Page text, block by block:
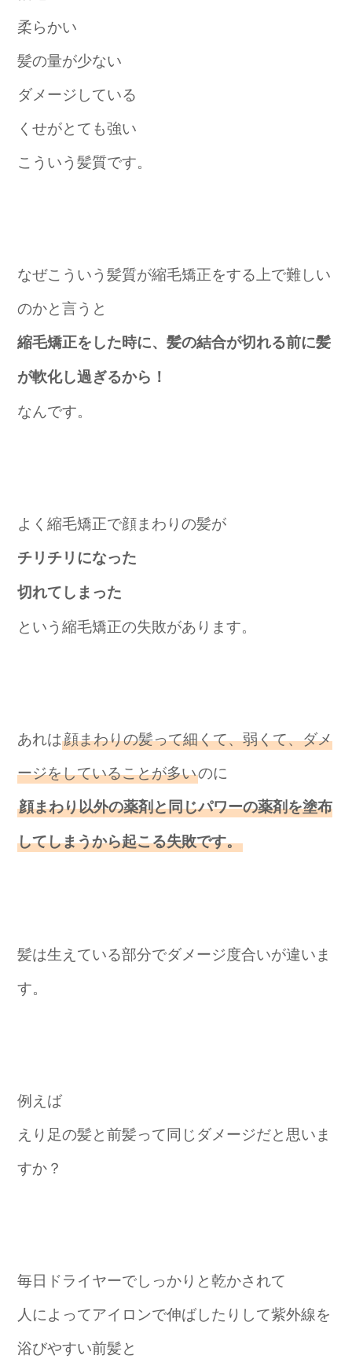
柔らかい
髪の量が少ない
ダメージしている
くせがとても強い
こういう髪質です。
なぜこういう髪質が縮毛矯正をする上で難しい
のかと言うと
縮毛矯正をした時に、髪の結合が切れる前に髪
が軟化し過ぎるから！
なんです。
よく縮毛矯正で顔まわりの髪が
チリチリになった
切れてしまった
という縮毛矯正の失敗があります。
あれは顔まわりの髪って細くて、弱くて、ダメ
ージをしていることが多いのに
顔まわり以外の薬剤と同じパワーの薬剤を塗布
してしまうから起こる失敗です。
髪は生えている部分でダメージ度合いが違いま
す。
例えば
えり足の髪と前髪って同じダメージだと思いま
すか？
毎日ドライヤーでしっかりと乾かされて
人によってアイロンで伸ばしたりして紫外線を
浴びやすい前髪と